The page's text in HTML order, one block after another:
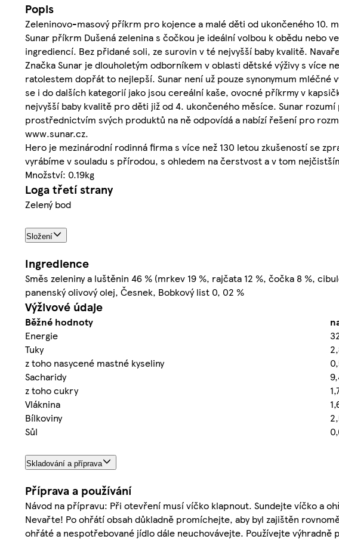
Popis
Zeleninovo-masový příkrm pro kojence a malé děti od ukončeného 10.
Sunar příkrm Dušená zelenina s čočkou je ideální volbou k obědu nebo
ingrediencí. Bez přidané soli, ze surovin v té nejvyšší baby kvalitě.
Značka Sunar je dlouholetým odborníkem v oblasti dětské výživy s
ratolestem dopřát to nejlepší. Sunar není už pouze synonymum
se i do dalších kategorií jako jsou cereální kaše, ovocné příkrmy v
nejvyšší baby kvalitě pro děti již od 4. ukončeného měsíce. Sunar
prostřednictvím svých produktů na ně odpovídá a nabízí řešení pro
www.sunar.cz.
Hero je mezinárodní rodinná firma s více než 130 letou zkušeností se
vyrábíme v souladu s přírodou, s ohledem na čerstvost a v tom
Množství: 0.19kg
Loga třetí strany
Zelený bod
Složení
Ingredience
Směs zeleniny a luštěnin 46 % (mrkev 19 %, rajčata 12 %, čočka 8 %,
panenský olivový olej, Česnek, Bobkový list 0, 02 %
Výživové údaje
Běžné hodnoty
Energie
Tuky
z toho nasycené mastné kyseliny
Sacharidy
z toho cukry
Vláknina
Bílkoviny
Sůl
Skladování a příprava
Příprava a používání
Návod na přípravu: Při otevření musí víčko klapnout. Sundejte víčko a
Nevařte! Po ohřátí obsah důkladně promíchejte, aby byl zajištěn
ohřáté a nespotřebované jídlo dále neuchovávejte. Používejte